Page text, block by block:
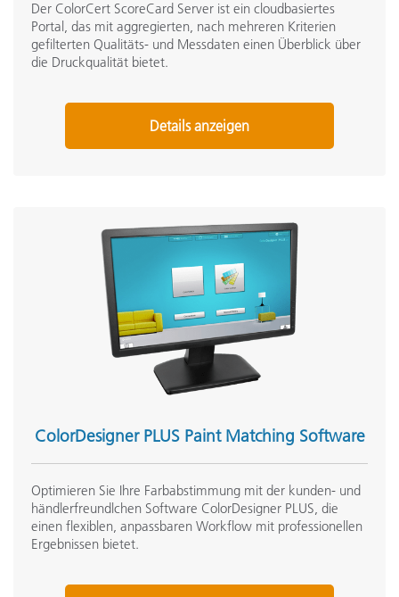
Der ColorCert ScoreCard Server ist ein cloudbasiertes
Portal, das mit aggregierten, nach mehreren Kriterien
gefilterten Qualitäts- und Messdaten einen Überblick über
die Druckqualität bietet.
Details anzeigen
ColorDesigner PLUS Paint Matching Software
Optimieren Sie Ihre Farbabstimmung mit der kunden- und
händlerfreundlchen Software ColorDesigner PLUS, die
einen flexiblen, anpassbaren Workflow mit professionellen
Ergebnissen bietet.